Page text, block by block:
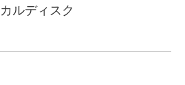
ルディスク